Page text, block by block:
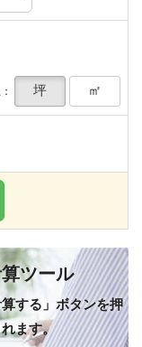
坪 ㎡
ツール
する」ボタンを押
ます。